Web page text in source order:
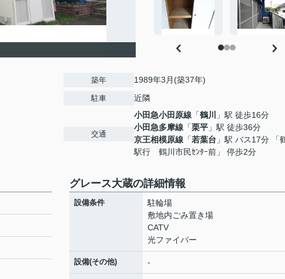
築年 1989年3月(築37年)
駐車 近隣
交通
小田急小田原線 「鶴川
」駅 徒歩16分
小田急多摩線 「栗平 」駅 徒歩36分
京王相模原線 「若葉台 」駅 バス17分 「
駅行 鶴川市民ｾﾝﾀｰ前」 停歩2分
グレース大蔵の詳細情報
設備条件
駐輪場
敷地内ごみ置き場
CATV
光ファイバー
設備(その他) -